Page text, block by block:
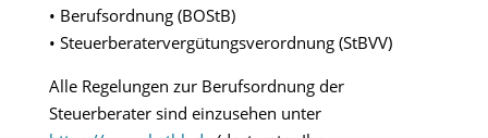
• Berufsordnung (BOStB)
• Steuerberatervergütungsverordnung (StBVV)
Alle Regelungen zur Berufsordnung der
Steuerberater sind einzusehen unter